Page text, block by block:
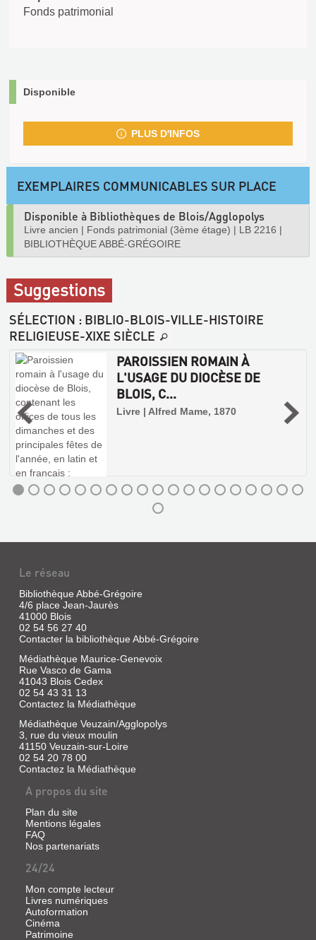
Fonds patrimonial
Disponible
PLUS D'INFOS
EXEMPLAIRES COMMUNICABLES SUR PLACE
Disponible à Bibliothèques de Blois/Agglopolys
Livre ancien | Fonds patrimonial (3ème étage) | LB 2216 |
BIBLIOTHÈQUE ABBÉ-GRÉGOIRE
Suggestions
SÉLECTION : BIBLIO-BLOIS-VILLE-HISTOIRE
RELIGIEUSE-XIXE SIÈCLE
PAROISSIEN ROMAIN À
L'USAGE DU DIOCÈSE DE
BLOIS, C...
Livre | Alfred Mame, 1870
Le réseau
Bibliothèque Abbé-Grégoire
4/6 place Jean-Jaurès
41000 Blois
02 54 56 27 40
Contacter la bibliothèque Abbé-Grégoire
Médiathèque Maurice-Genevoix
Rue Vasco de Gama
41043 Blois Cedex
02 54 43 31 13
Contactez la Médiathèque
Médiathèque Veuzain/Agglopolys
3, rue du vieux moulin
41150 Veuzain-sur-Loire
02 54 20 78 00
Contactez la Médiathèque
A propos du site
Plan du site
Mentions légales
FAQ
Nos partenariats
24/24
Mon compte lecteur
Livres numériques
Autoformation
Cinéma
Patrimoine